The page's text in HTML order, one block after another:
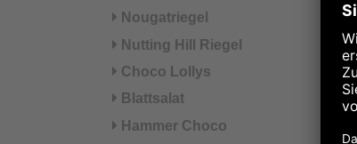
Nougatriegel
Nutting Hill Riegel
Choco Lollys
Blattsalat
Hammer Choco